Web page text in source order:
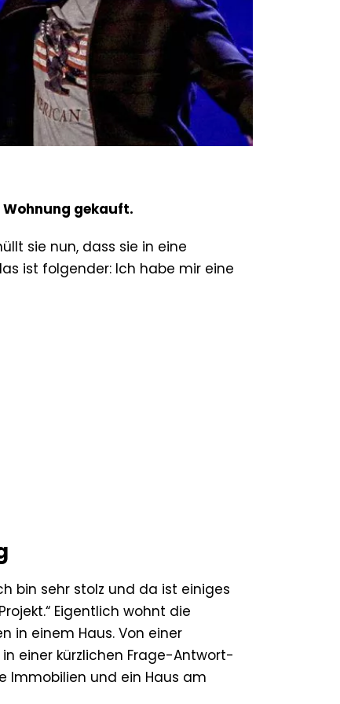
gekauft.
sie nun, dass sie in eine
ist folgender: Ich habe mir eine
bin sehr stolz und da ist einiges
Eigentlich wohnt die
in einem Haus. Von einer
einer kürzlichen Frage-Antwort-
Immobilien und ein Haus am